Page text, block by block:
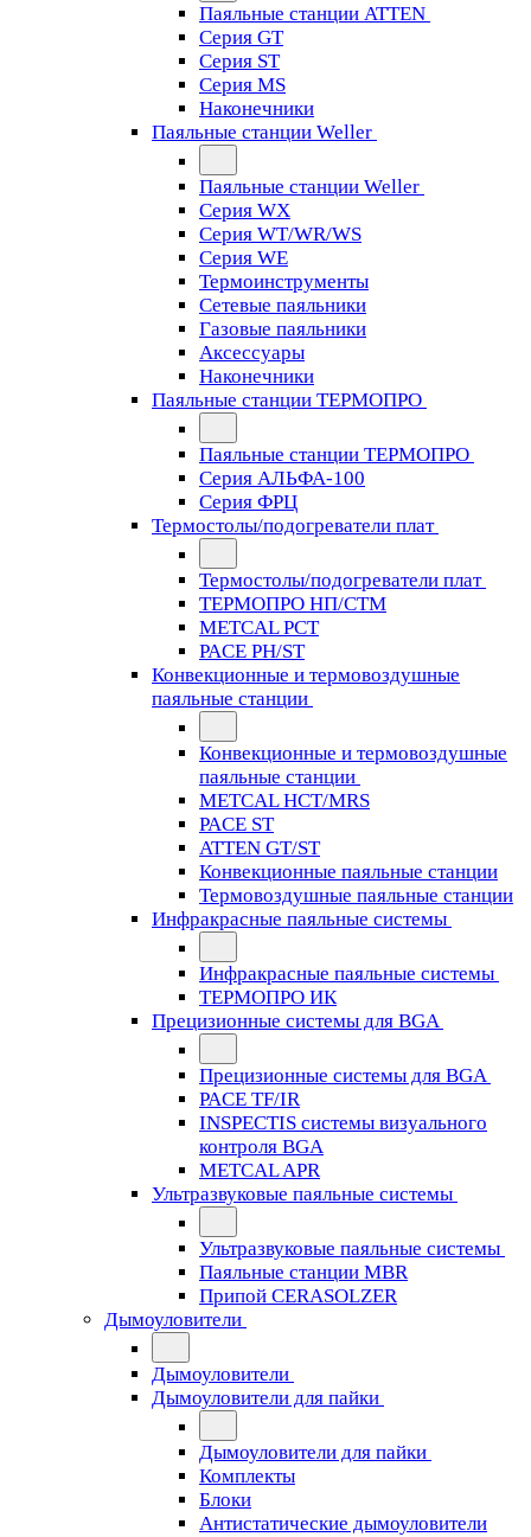
Паяльные станции ATTEN
Серия GT
Серия ST
Серия MS
Наконечники
Паяльные станции Weller
Паяльные станции Weller
Серия WX
Серия WT/WR/WS
Серия WE
Термоинструменты
Сетевые паяльники
Газовые паяльники
Аксессуары
Наконечники
Паяльные станции ТЕРМОПРО
Паяльные станции ТЕРМОПРО
Серия АЛЬФА-100
Серия ФРЦ
Термостолы/подогреватели плат
Термостолы/подогреватели плат
ТЕРМОПРО НП/СТМ
METCAL PCT
PACE PH/ST
Конвекционные и термовоздушные
паяльные станции
Конвекционные и термовоздушные
паяльные станции
METCAL HCT/MRS
PACE ST
ATTEN GT/ST
Конвекционные паяльные станции
Термовоздушные паяльные станции
Инфракрасные паяльные системы
Инфракрасные паяльные системы
ТЕРМОПРО ИК
Прецизионные системы для BGA
Прецизионные системы для BGA
PACE TF/IR
INSPECTIS системы визуального
контроля BGA
METCAL APR
Ультразвуковые паяльные системы
Ультразвуковые паяльные системы
Паяльные станции MBR
Припой CERASOLZER
Дымоуловители
Дымоуловители
Дымоуловители для пайки
Дымоуловители для пайки
Комплекты
Блоки
Антистатические дымоуловители